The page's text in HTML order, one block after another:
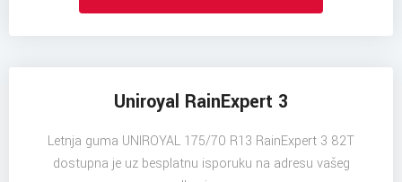
Uniroyal RainExpert 3
Letnja guma UNIROYAL 175/70 R13 RainExpert 3 82T
dostupna je uz besplatnu isporuku na adresu vašeg